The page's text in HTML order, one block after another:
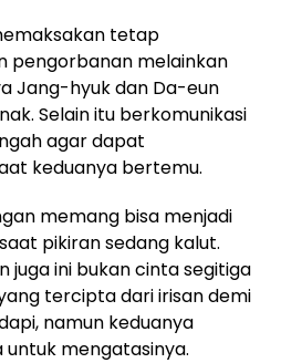
tetap
pengorbanan melainkan
Jang-hyuk dan Da-eun
Selain itu berkomunikasi
agar dapat
keduanya bertemu.
memang bisa menjadi
pikiran sedang kalut.
juga ini bukan cinta segitiga
tercipta dari irisan demi
namun keduanya
mengatasinya.